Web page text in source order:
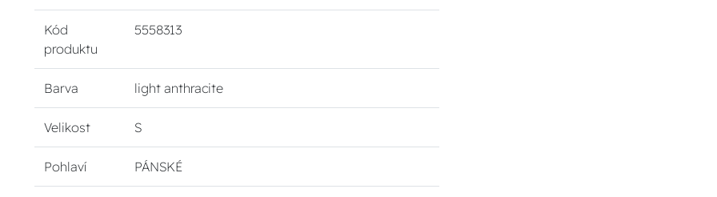
Kód
produktu
5558313
Barva light anthracite
Velikost S
Pohlaví PÁNSKÉ